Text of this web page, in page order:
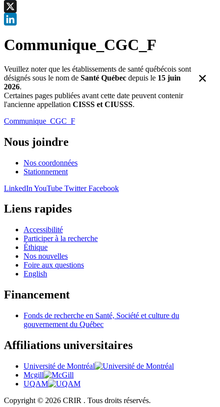
Facebook
X
Communique_CGC_F
Veuillez noter que les établissements de santé québécois sont
désignés sous le nom de Santé Québec depuis le 15 juin
2026.
Certaines pages publiées avant cette date peuvent contenir
l'ancienne appellation CISSS et CIUSSS.
×
Communique_CGC_F
Nous joindre
Nos coordonnées
Stationnement
LinkedIn YouTube Twitter Facebook
Liens rapides
Accessibilité
Participer à la recherche
Éthique
Nos nouvelles
Foire aux questions
English
Financement
Fonds de recherche en Santé, Société et culture du
gouvernement du Québec
Affiliations universitaires
Université de Montréal
Mcgill
UQAM
Copyright © 2026 CRIR . Tous droits réservés.